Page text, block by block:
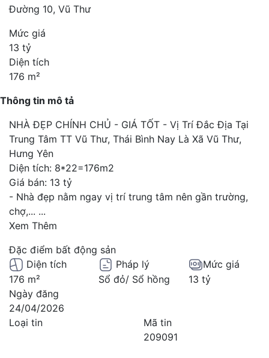
Đường 10, Vũ Thư
Mức giá
13 tỷ
Diện tích
176 m²
Thông tin mô tả
NHÀ ĐẸP CHÍNH CHỦ - GIÁ TỐT - Vị Trí Đắc Địa Tại
Trung Tâm TT Vũ Thư, Thái Bình Nay Là Xã Vũ Thư,
Hưng Yên
Diện tích: 8*22=176m2
Giá bán: 13 tỷ
- Nhà đẹp nằm ngay vị trí trung tâm nên gần trường,
chợ,... ...
Xem Thêm
Đặc điểm bất động sản
Diện tích
176 m²
Pháp lý
Sổ đỏ/ Sổ hồng
Mức giá
13 tỷ
Ngày đăng
24/04/2026
Loại tin
Mã tin
209091